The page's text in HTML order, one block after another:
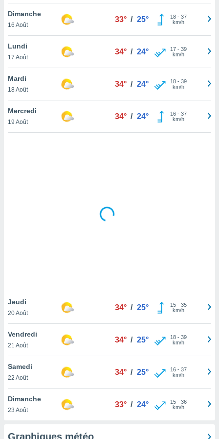
votre
à
en
le
notre
que
et que
Dimanche
16 Août
33° / 25° 18- 37
km/h
Lundi
17 Août
34° / 24° 17- 39
km/h
Mardi
18 Août
34° / 24° 18- 39
km/h
Mercredi
19 Août
34° / 24° 16- 37
km/h
Jeudi
20 Août
34° / 25° 15- 35
km/h
Vendredi
21 Août
34° / 25° 18- 39
km/h
Samedi
22 Août
34° / 25° 16- 37
km/h
Dimanche
23 Août
33° / 24° 15- 36
km/h
Graphiques météo